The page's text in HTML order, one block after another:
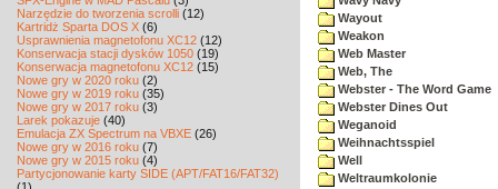
Narzędzie do tworzenia scrolli (12)
Kartridż Sparta DOS X (6)
Usprawnienia magnetofonu XC12 (12)
Konserwacja stacji dysków 1050 (19)
Konserwacja magnetofonu XC12 (15)
Nowe gry w 2020 roku (2)
Nowe gry w 2019 roku (35)
Nowe gry w 2017 roku (3)
Larek pokazuje (40)
Emulacja ZX Spectrum na VBXE (26)
Nowe gry w 2016 roku (7)
Nowe gry w 2015 roku (4)
Partycjonowanie karty SIDE (APT/FAT16/FAT32)
Wayout
Weakon
Web Master
Web, The
Webster - The Word Game
Webster Dines Out
Weganoid
Weihnachtsspiel
Well
Weltraumkolonie